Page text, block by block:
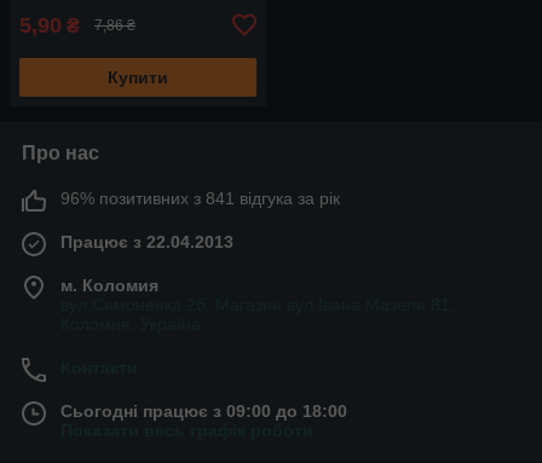
5,90 ₴ 7,86 ₴
Купити
Про нас
96% позитивних з 841 відгука за рік
Працює з 22.04.2013
м. Коломия
Сьогодні працює з 09:00 до 18:00